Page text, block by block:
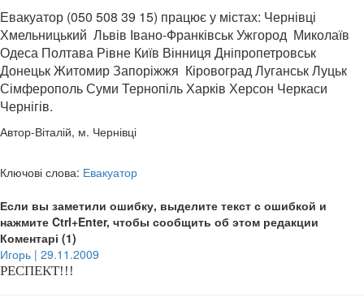
Евакуатор (050 508 39 15) працює у містах: Чернівці
Хмельницький Львів Івано-ФранківськУжгород Миколаїв
Одеса Полтава Рівне Київ Вінниця Дніпропетровськ
Донецьк Житомир Запоріжжя Кіровоград Луганськ Луцьк
Сімферополь Суми Тернопіль Харків Херсон Черкаси
Чернігів.
Автор-Віталій, м. Чернівці
Ключові слова: Евакуатор
Если вы заметили ошибку, выделите текст с ошибкой и
нажмите Ctrl+Enter, чтобы сообщить об этом редакции
Коментарі (1)
Игорь | 29.11.2009
РЕСПЕКТ!!!